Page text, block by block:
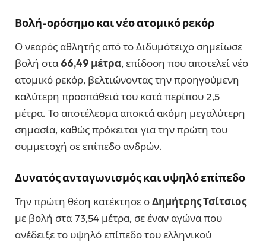
Βολή-ορόσημο και νέο ατομικό ρεκόρ
Ο νεαρός αθλητής από το Διδυμότειχο σημείωσε
βολή στα 66,49 μέτρα, επίδοση που αποτελεί νέο
ατομικό ρεκόρ, βελτιώνοντας την προηγούμενη
καλύτερη προσπάθειά του κατά περίπου 2,5
μέτρα. Το αποτέλεσμα αποκτά ακόμη μεγαλύτερη
σημασία, καθώς πρόκειται για την πρώτη του
συμμετοχή σε επίπεδο ανδρών.
Δυνατός ανταγωνισμός και υψηλό επίπεδο
Την πρώτη θέση κατέκτησε οΔημήτρης Τσίτσιος
με βολή στα 73,54 μέτρα, σε έναν αγώνα που
ανέδειξε το υψηλό επίπεδο του ελληνικού